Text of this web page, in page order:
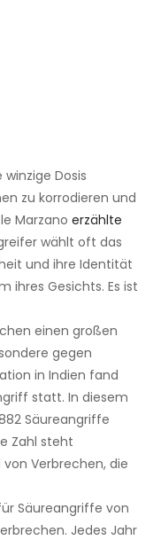
Dosis
zu korrodieren und
Marzano erzählte
wählt oft das
und ihre Identität
ihres Gesichts. Es ist
einen großen
gegen
in Indien fand
statt. In diesem
Säureangriffe
Zahl steht
Verbrechen, die
Säureangriffe von
Jedes Jahr